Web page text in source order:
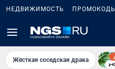
НЕДВИЖИМОСТЬ ПРОМОКОДЫ
Жёсткая соседская драка